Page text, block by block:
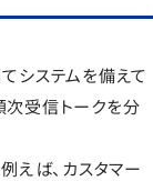
システムを備えて
次受信トークを分
えば、カスタマー